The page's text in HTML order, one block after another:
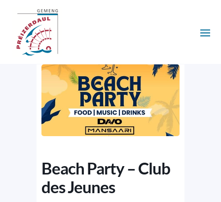
Beach Party – Club
des Jeunes